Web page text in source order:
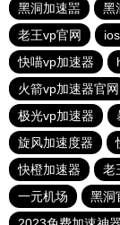
黑洞加速噐
黑
老王vp官网
快喵vp加速器
火箭vp加速器官网
极光vp加速器
旋风加速度器
快橙加速器
老
一元机场
黑洞